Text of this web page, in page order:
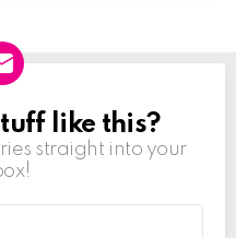
like this?
straight into your